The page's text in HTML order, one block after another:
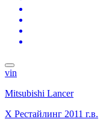
vin
Mitsubishi Lancer
X Рестайлинг 2011 г.в.